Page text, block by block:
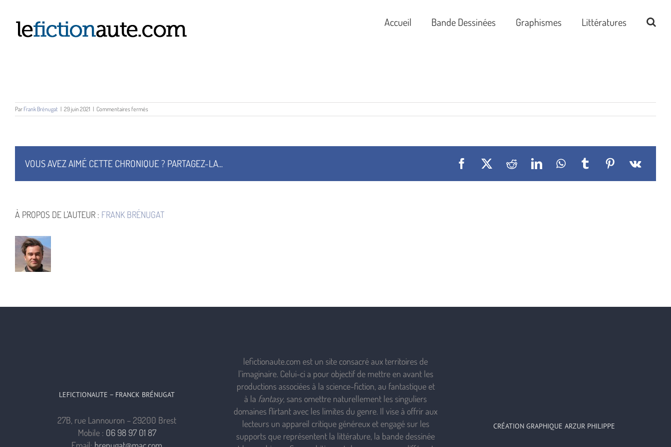
contenu
Accueil Bande Dessinées Graphismes Littératures
Par Frank Brénugat | 29 juin 2021 | Commentaires fermés
Le
hanté
VOUS AVEZ AIMÉ CETTE CHRONIQUE ? PARTAGEZ-LA... Facebook
X RedditLinkedInWhatsApp
TumblrPinterest
Vk
À PROPOS DE L'AUTEUR : FRANK BRÉNUGAT
LEFICTIONAUTE – FRANCK BRÉNUGAT
27B, rue Lannouron – 29200 Brest
Mobile : 06 98 97 01 87
Email: brenugat@mac.com
lefictionaute.com est un site consacré aux territoires de
l’imaginaire. Celui-ci a pour objectif de mettre en avant les
productions associées à la science-fiction, au fantastique et
à la fantasy, sans omettre naturellement les singuliers
domaines flirtant avec les limites du genre. Il vise à offrir aux
lecteurs un appareil critique généreux et engagé sur les
supports que représentent la littérature, la bande dessinée
CRÉATION GRAPHIQUE ARZUR PHILIPPE